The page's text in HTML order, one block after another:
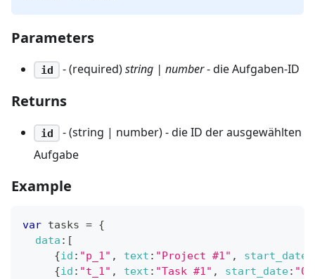
Parameters
id - (required)string | number- die Aufgaben-ID
Returns
id
- (string | number) - die ID der ausgewählten
Aufgabe
Example
var tasks = {
data : [
{id : "p_1" , text : "Project #1" , start_date
{id : "t_1" , text : "Task #1" , start_date: